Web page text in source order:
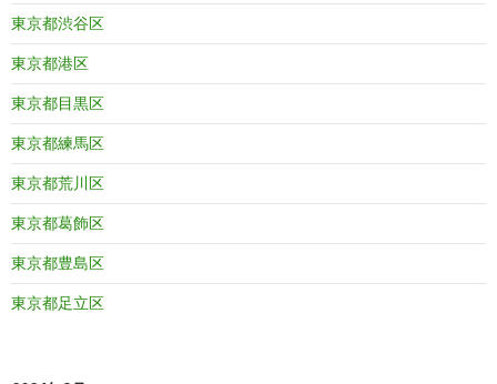
東京都渋谷区
東京都港区
東京都目黒区
東京都練馬区
東京都荒川区
東京都葛飾区
東京都豊島区
東京都足立区